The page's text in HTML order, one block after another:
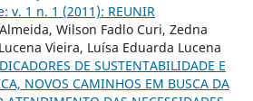
v. 1 n. 1 (2011): REUNIR
Wilson Fadlo Curi, Zedna
Vieira, Luísa Eduarda Lucena
DE SUSTENTABILIDADE E
NOVOS CAMINHOS EM BUSCA DA